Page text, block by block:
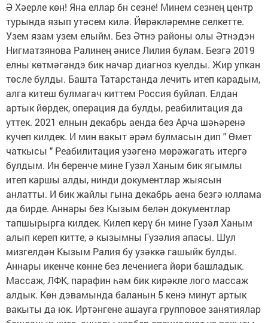
Ә Хәерле көн! Яна еллар бн сезне! Минем сезнең центр
турында язып утәсем килә. Йөрәкләремне селкетте.
Узем язам узем елыйм. Без Әтнэ районы олы Әтнэдэн
Нигматзянова Ралинең әнисе Лилия булам. Безгә 2019
елны көтмәгәндэ бик начар диагноз куелды. Жир упкан
төсле булды. Башта Татарстанда лечить итеп карадым,
алга китеш булмагач киттем Россия буйлап. Елдан
артык йөрдек, операция да булды, реабилитация да
уттек. 2021 елнын декабрь аенда без Арча шәһәренә
кучеп килдек. И мин вакыт әрәм булмасын дип " Өмет
чаткысы " Реабилитация узәгенә мөрәжәгать итергә
булдым. Ин беренче мине Гузәл Ханым бик ягымлы
итеп каршы алды, нинди документлар жыясын
анлатты. И бик жайлы гына декабрь аена безгә юллама
да бирде. Аннары без Кызым белән документлар
тапшырырга килдек. Килеп керү бн мине Гузәл Ханым
алып кереп китте, ә кызымны Гузәлия апасы. Шул
мизгелдән Кызым Ралия бу узәккә гашыйк булды.
Аннары икенче көнне без лечениега йөри башладык.
Массаж, ЛФК, парафин һәм бик кирәкле лого массаж
алдык. Көн дэвамында баланын 5 кенэ минут артык
вакыты да юк. Иртәнгене ашауга групповое занятиялар